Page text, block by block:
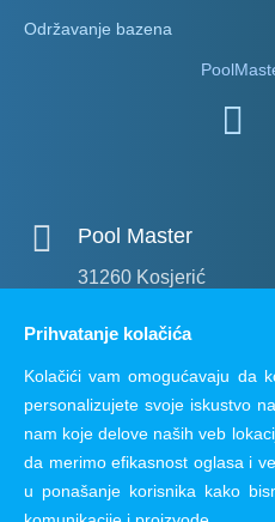
Održavanje bazena
Pool Master
31260 Kosjerić
E-mail adresa
office@poolmaster.rs
Telefon
063 829 56 13
Prihvatanje kolačića
Kolačići vam omogućavaju da
personalizujete svoje iskustvo
nam koje delove naših veb
da merimo efikasnost oglasa i
u ponašanje korisnika kako